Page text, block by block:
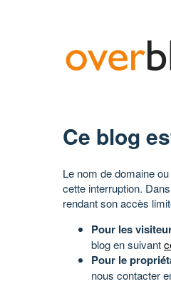
Ce blog
Le nom de domaine
cette interruption.
rendant son accès
Pour les
blog en suivant
Pour le
nous contacter